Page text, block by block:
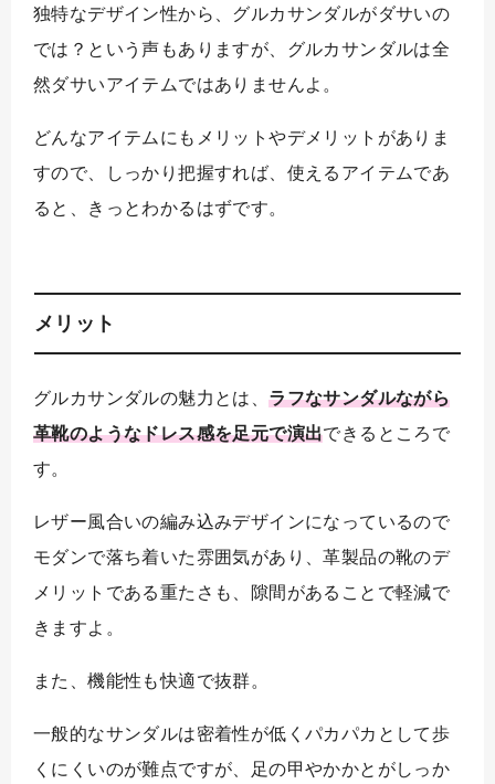
独特なデザイン性から、グルカサンダルがダサいの
では？という声もありますが、グルカサンダルは全
然ダサいアイテムではありませんよ。
どんなアイテムにもメリットやデメリットがありま
すので、しっかり把握すれば、使えるアイテムであ
ると、きっとわかるはずです。
メリット
グルカサンダルの魅力とは、ラフなサンダルながら
革靴のようなドレス感を足元で演出できるところで
す。
レザー風合いの編み込みデザインになっているので
モダンで落ち着いた雰囲気があり、革製品の靴のデ
メリットである重たさも、隙間があることで軽減で
きますよ。
また、機能性も快適で抜群。
一般的なサンダルは密着性が低くパカパカとして歩
くにくいのが難点ですが、足の甲やかかとがしっか